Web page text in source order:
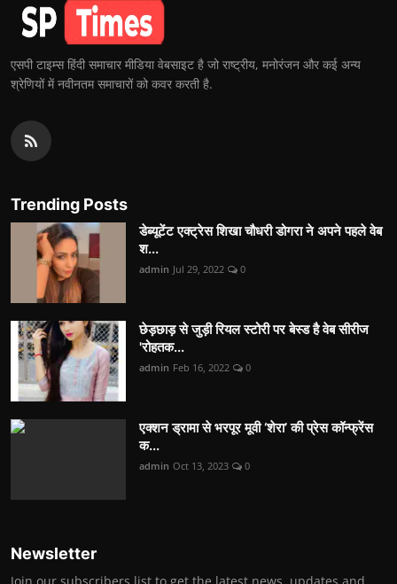
एसपी टाइम्स हिंदी समाचार मीडिया वेबसाइट है जो राष्ट्रीय, मनोरंजन और कई अन्य
श्रेणियों में नवीनतम समाचारों को कवर करती है.
Trending Posts
डेब्यूटेंट एक्ट्रेस शिखा चौधरी डोगरा ने अपने पहले वेब
श...
admin Jul 29, 2022 0
छेड़छाड़ से जुड़ी रियल स्टोरी पर बेस्ड है वेब सीरीज
'रोहतक...
admin Feb 16, 2022 0
एक्शन ड्रामा से भरपूर मूवी ‘शेरा’ की प्रेस कॉन्फ्रेंस
क...
admin Oct 13, 2023 0
Newsletter